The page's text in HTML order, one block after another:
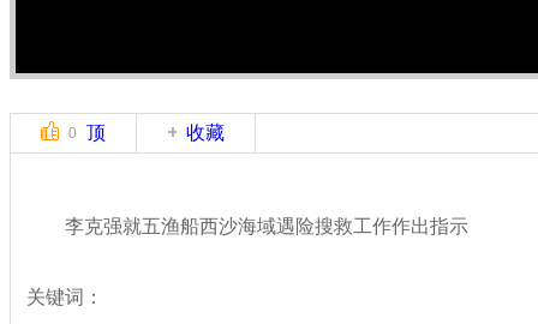
0 顶 收藏
李克强就五渔船西沙海域遇险搜救工作作出指示
关键词：